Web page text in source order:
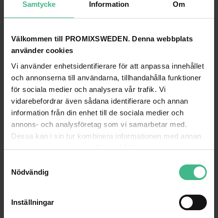
Samtycke Information Om
Välkommen till PROMIXSWEDEN. Denna webbplats
använder cookies
Vi använder enhetsidentifierare för att anpassa innehållet
och annonserna till användarna, tillhandahålla funktioner
för sociala medier och analysera vår trafik. Vi
vidarebefordrar även sådana identifierare och annan
information från din enhet till de sociala medier och
annons- och analysföretag som vi samarbetar med.
Dessa kan i sin tur kombinera informationen med annan
information som du har tillhandahållit eller som de har
Nödvändig
Inställningar
1 115 kr
GÅ TILL PRODUKT
1 465 kr
GÅ TILL PRODUKT
ANDRA KUNDER KÖPTE OCKSÅ